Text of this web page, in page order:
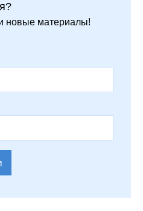
новые материалы!